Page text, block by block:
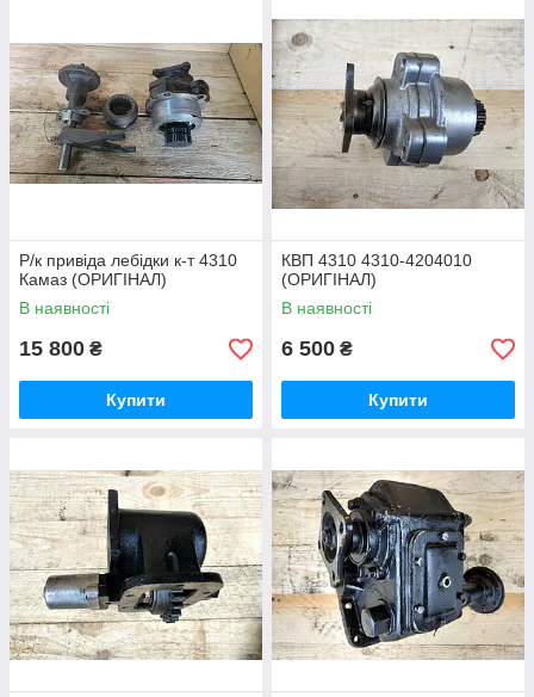
Р/к привіда лебідки к-т 4310
Камаз (ОРИГІНАЛ)
В наявності
15 800 ₴
Купити
КВП 4310 4310-4204010
(ОРИГІНАЛ)
В наявності
6 500 ₴
Купити